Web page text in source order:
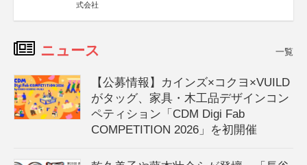
式会社
ニュース 一覧
【公募情報】カインズ×コクヨ×VUILD
がタッグ、家具・木工品デザインコン
ペティション「CDM Digi Fab
COMPETITION 2026」を初開催